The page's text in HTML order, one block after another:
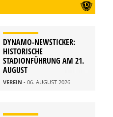
DYNAMO-NEWSTICKER:
HISTORISCHE
STADIONFÜHRUNG AM 21.
AUGUST
VEREIN - 06. AUGUST 2026